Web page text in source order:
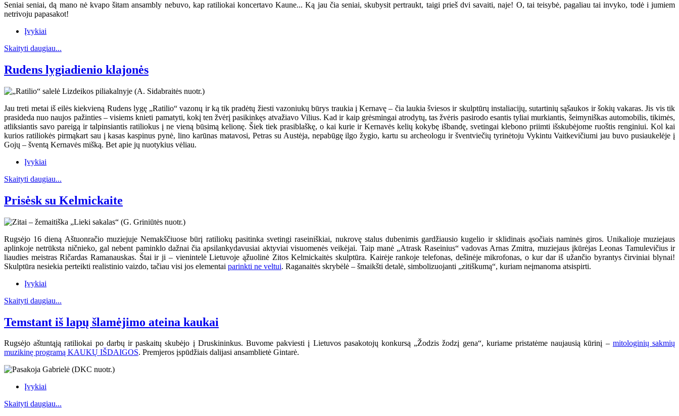
Seniai seniai, dą mano nė kvapo šitam ansambly nebuvo, kap ratiliokai koncertavo Kaune... Ką jau čia seniai, skubysit pertraukt, taigi prieš dvi savaiti, naje! O, tai teisybė, pagaliau tai invyko, todė i jumiem
netrivoju papasakot!
Įvykiai
Skaityti daugiau...
Rudens lygiadienio klajonės
Jau treti metai iš eilės kiekvieną Rudens lygę „Ratilio“ vazonų ir ką tik pradėtų žiesti vazoniukų būrys traukia į Kernavę – čia laukia šviesos ir skulptūrų instaliacijų, sutartinių sąšaukos ir šokių vakaras. Jis vis tik
prasideda nuo naujos pažinties – visiems knieti pamatyti, kokį ten žvėrį pasikinkęs atvažiavo Vilius. Kad ir kaip grėsmingai atrodytų, tas žvėris pasirodo esantis tyliai murkiantis, šeimyniškas automobilis, tikimės,
atliksiantis savo pareigą ir talpinsiantis ratiliokus į ne vieną būsimą kelionę. Šiek tiek prasiblaškę, o kai kurie ir Kernavės kelių kokybę išbandę, svetingai klebono priimti išskubėjome ruoštis renginiui. Kol kai
kurios ratiliokės pirmąkart sau į kasas kaspinus pynė, lino karūnas matavosi, Petras su Austėja, nepabūgę ilgo žygio, kartu su archeologu ir šventviečių tyrinėtoju Vykintu Vaitkevičiumi jau buvo pusiaukelėje į
Gojų – šventą Kernavės mišką. Bet apie jų nuotykius vėliau.
Įvykiai
Skaityti daugiau...
Prisėsk su Kelmickaite
Rugsėjo 16 dieną Aštuonračio muziejuje Nemakščiuose būrį ratiliokų pasitinka svetingi raseiniškiai, nukrovę stalus dubenimis gardžiausio kugelio ir sklidinais ąsočiais naminės giros. Unikalioje muziejaus
aplinkoje netrūksta ničnieko, gal nebent paminklo dažnai čia apsilankydavusiai aktyviai visuomenės veikėjai. Taip manė „Atrask Raseinius“ vadovas Arnas Zmitra, muziejaus įkūrėjas Leonas Tamulevičius ir
liaudies meistras Ričardas Ramanauskas. Štai ir ji – vienintelė Lietuvoje ąžuolinė Zitos Kelmickaitės skulptūra. Kairėje rankoje telefonas, dešinėje mikrofonas, o kur dar iš užančio byrantys čirviniai blynai!
Skulptūra nesiekia perteikti realistinio vaizdo, tačiau visi jos elementai parinkti ne veltui. Raganaitės skrybėlė – šmaikšti detalė, simbolizuojanti „zitiškumą“, kuriam neįmanoma atsispirti.
Įvykiai
Skaityti daugiau...
Temstant iš lapų šlamėjimo ateina kaukai
Rugsėjo aštuntąją ratiliokai po darbų ir paskaitų skubėjo į Druskininkus. Buvome pakviesti į Lietuvos pasakotojų konkursą „Žodzis žodzį gena“, kuriame pristatėme naujausią kūrinį – mitologinių sakmių
muzikinę programą KAUKŲ IŠDAIGOS. Premjeros įspūdžiais dalijasi ansamblietė Gintarė.
Įvykiai
Skaityti daugiau...